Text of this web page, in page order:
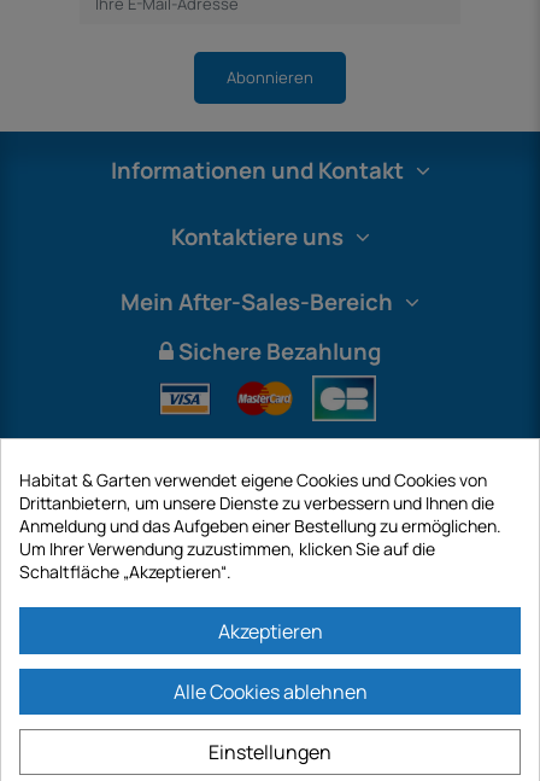
Abonnieren
Informationen und Kontakt
Kontaktiere uns
Mein After-Sales-Bereich
Sichere Bezahlung
International
einem Kapital von 187 203,29 €, 32 Rue de Paradis - PARIS 75010
(FRANKREICH). GECODIS.SA wurde am 11.04.1998 gegründet und ist eine
Tochtergesellschaft der ODAYA ​​HOLDING mit einem Kapital von 2.750.640,00
Habitat & Garten verwendet eigene Cookies und Cookies von
Drittanbietern, um unsere Dienste zu verbessern und Ihnen die
Anmeldung und das Aufgeben einer Bestellung zu ermöglichen.
Um Ihrer Verwendung zuzustimmen, klicken Sie auf die
Schaltfläche „Akzeptieren“.
Akzeptieren
Alle Cookies ablehnen
Einstellungen